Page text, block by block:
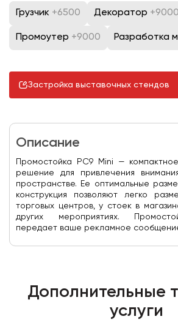
Грузчик +6500 Декоратор +9000
Промоутер +9000 Разработка
Застройка выставочных стендов
Описание
Промостойка PC9 Mini —
решение для привлечения
пространстве. Ее оптимальные
конструкция позволяют легко
торговых центров, у стоек в
других мероприятиях.
передает ваше рекламное
Дополнительные
услуги